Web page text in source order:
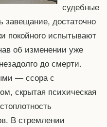
судебные
завещание, достаточно
покойного испытывают
об изменении уже
до смерти.
— ссора с
скрытая психическая
В стремлении